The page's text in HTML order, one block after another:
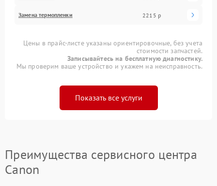
Замена термопленки 2215 р
Цены в прайс-листе указаны ориентировочные, без учета
стоимости запчастей.
Записывайтесь на бесплатную диагностику.
Мы проверим ваше устройство и укажем на неисправность.
Показать все услуги
Преимущества сервисного центра
Canon